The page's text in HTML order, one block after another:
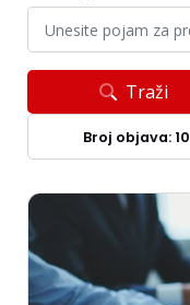
Traži
Broj objava: 10